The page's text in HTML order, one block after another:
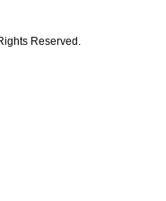
Reserved.